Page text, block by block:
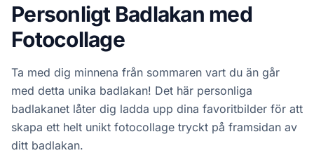
Personligt Badlakan med
Fotocollage
Ta med dig minnena från sommaren vart du än går
med detta unika badlakan! Det här personliga
badlakanet låter dig ladda upp dina favoritbilder för att
skapa ett helt unikt fotocollage tryckt på framsidan av
ditt badlakan.